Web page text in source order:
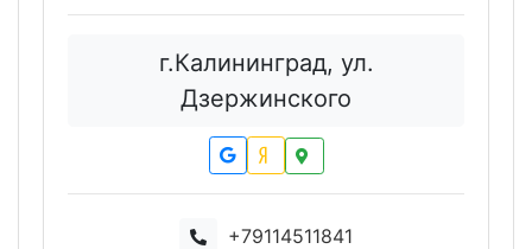
г.Калининград, ул.
Дзержинского
+79114511841